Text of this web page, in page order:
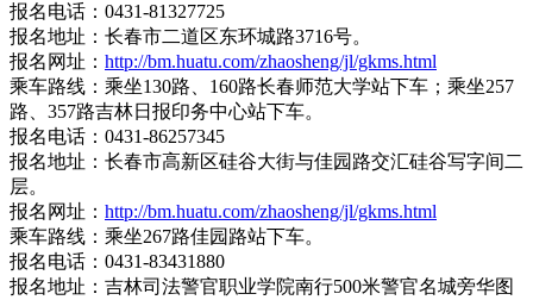
报名电话：0431-81327725
报名地址：长春市二道区东环城路3716号。
报名网址： http://bm.huatu.com/zhaosheng/jl/gkms.html
乘车路线：乘坐130路、160路长春师范大学站下车；乘坐257
路、357路吉林日报印务中心站下车。
报名电话：0431-86257345
报名地址：长春市高新区硅谷大街与佳园路交汇硅谷写字间二
层。
报名网址： http://bm.huatu.com/zhaosheng/jl/gkms.html
乘车路线：乘坐267路佳园路站下车。
报名电话：0431-83431880
报名地址：吉林司法警官职业学院南行500米警官名城旁华图